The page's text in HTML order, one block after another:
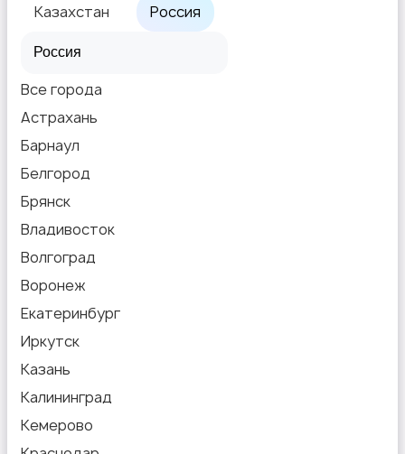
Казахстан Россия
Все города
Астрахань
Барнаул
Белгород
Брянск
Владивосток
Волгоград
Воронеж
Екатеринбург
Иркутск
Казань
Калининград
Кемерово